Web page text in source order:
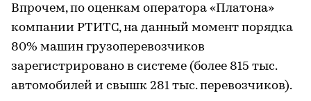
Впрочем, по оценкам оператора «Платона»
компании РТИТС, на данный момент порядка
80% машин грузоперевозчиков
зарегистрировано в системе (более 815 тыс.
автомобилей и свышк 281 тыс. перевозчиков).